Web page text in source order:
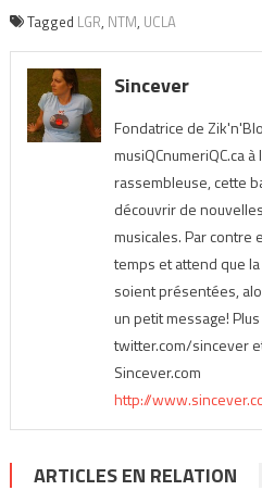
Tagged LGR, NTM, UCLA
Sincever
Fondatrice de
musiQCnumeriQC.ca
rassembleuse, cette
découvrir de
musicales. Par contre
temps et attend que
soient présentées,
un petit message!
twitter.com/sincever
Sincever.com
http://
ARTICLES EN RELATION